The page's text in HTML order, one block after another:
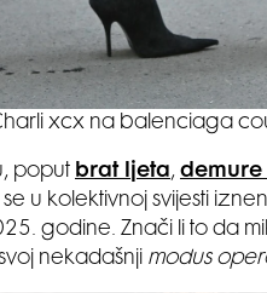
xcx na balenciaga
poput brat ljeta, demure
u kolektivnoj svijesti
godine. Znači li to da
nekadašnji modus